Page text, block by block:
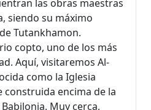
las obras maestras
siendo su máximo
Tutankhamon.
copto, uno de los más
Aquí, visitaremos Al-
como la Iglesia
construida encima de la
Muy cerca,